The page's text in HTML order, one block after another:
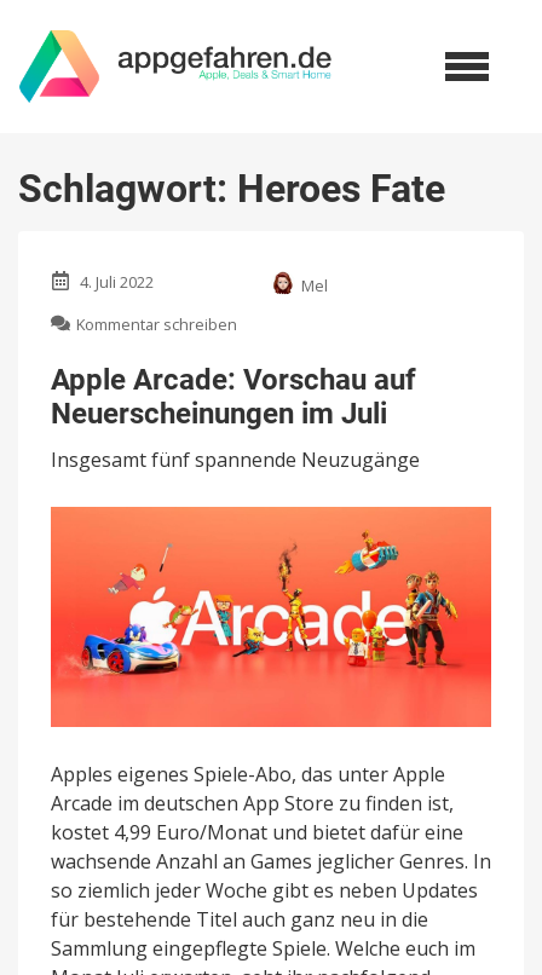
Schlagwort: Heroes Fate
4. Juli 2022
Mel
Kommentar schreiben
Arcade:
Vorschau
auf
im
Apple Arcade: Vorschau auf
Neuerscheinungen im Juli
Insgesamt fünf spannende Neuzugänge
Apples eigenes Spiele-Abo, das unter Apple
Arcade im deutschen App Store zu finden ist,
kostet 4,99 Euro/Monat und bietet dafür eine
wachsende Anzahl an Games jeglicher Genres. In
so ziemlich jeder Woche gibt es neben Updates
für bestehende Titel auch ganz neu in die
Sammlung eingepflegte Spiele. Welche euch im